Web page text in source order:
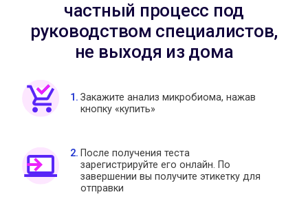
частный процесс под
руководством специалистов,
не выходя из дома
Закажите анализ микробиома, нажав
кнопку «купить»
После получения теста
зарегистрируйте его онлайн. По
завершении вы получите этикетку для
отправки